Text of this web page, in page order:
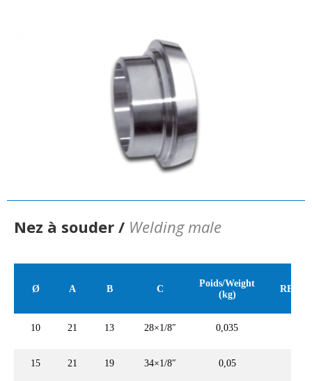
Nez à souder / Welding male
Ø A B C
Poids/Weight
(kg)
REF
10 21 13 28×1/8″ 0,035
15 21 19 34×1/8″ 0,05